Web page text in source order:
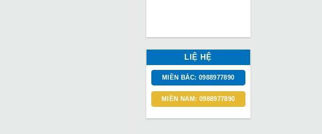
LIỆ HỆ
MIỀN BẮC: 0988977890
MIỀN NAM: 0988977890